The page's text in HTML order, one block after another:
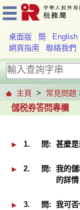
桌面版 簡 English
網頁指南 聯絡我們
主頁 > 常見問題
儲税券答問專欄
1.
問: 甚麼
2. 問: 我的
的詳
3. 問: 我可